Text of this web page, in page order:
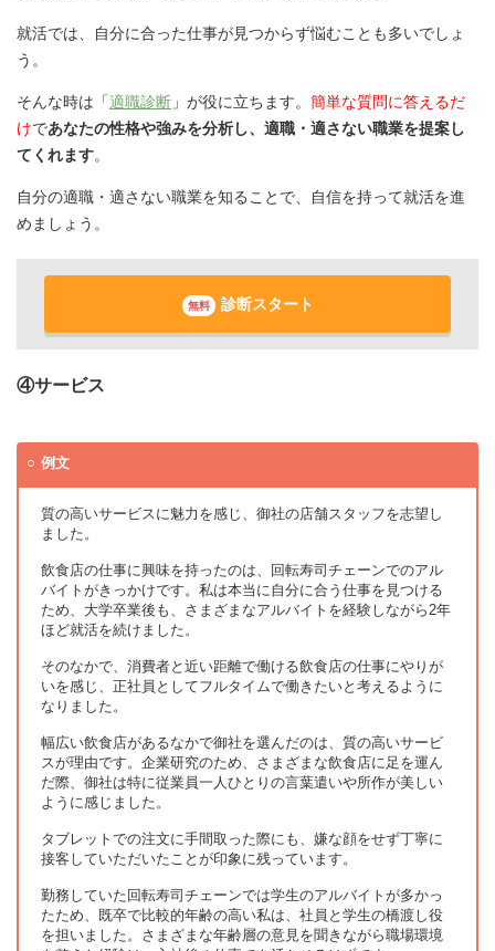
就活では、自分に合った仕事が見つからず悩むことも多いでしょ
う。
そんな時は「適職診断 」が役に立ちます。 簡単な質問に答えるだ
けであなたの性格や強みを分析し、適職・適さない職業を提案し
てくれます。
自分の適職・適さない職業を知ることで、自信を持って就活を進
めましょう。
無料 診断スタート
④サービス
例文
質の高いサービスに魅力を感じ、御社の店舗スタッフを志望し
ました。
飲食店の仕事に興味を持ったのは、回転寿司チェーンでのアル
バイトがきっかけです。私は本当に自分に合う仕事を見つける
ため、大学卒業後も、さまざまなアルバイトを経験しながら2年
ほど就活を続けました。
そのなかで、消費者と近い距離で働ける飲食店の仕事にやりが
いを感じ、正社員としてフルタイムで働きたいと考えるように
なりました。
幅広い飲食店があるなかで御社を選んだのは、質の高いサービ
スが理由です。企業研究のため、さまざまな飲食店に足を運ん
だ際、御社は特に従業員一人ひとりの言葉遣いや所作が美しい
ように感じました。
タブレットでの注文に手間取った際にも、嫌な顔をせず丁寧に
接客していただいたことが印象に残っています。
勤務していた回転寿司チェーンでは学生のアルバイトが多かっ
たため、既卒で比較的年齢の高い私は、社員と学生の橋渡し役
を担いました。さまざまな年齢層の意見を聞きながら職場環境